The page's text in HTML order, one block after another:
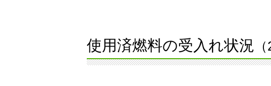
使用済燃料の受入れ状況